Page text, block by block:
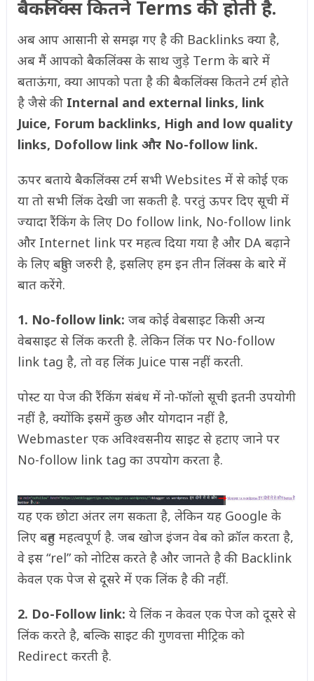
बैकलिंक्स कितने Terms की होती है.
अब आप आसानी से समझ गए है की Backlinks क्या है,
अब मैं आपको बैकलिंक्स के साथ जुड़े Term के बारे में
बताऊंगा, क्या आपको पता है की बैकलिंक्स कितने टर्म होते
है जैसे की Internal and external links, link
Juice, Forum backlinks, High and low quality
links, Dofollow link और No-follow link.
ऊपर बताये बैकलिंक्स टर्म सभी Websites में से कोई एक
या तो सभी लिंक देखी जा सकती है. परतुं ऊपर दिए सूची में
ज्यादा रैंकिंग के लिए Do follow link, No-follow link
और Internet link पर महत्व दिया गया है और DA बढ़ाने
के लिए बहुति जरुरी है, इसलिए हम इन तीन लिंक्स के बारे में
बात करेंगे.
1. No-follow link: जब कोई वेबसाइट किसी अन्य
वेबसाइट से लिंक करती है. लेकिन लिंक पर No-follow
link tag है, तो वह लिंक Juice पास नहीं करती.
पोस्ट या पेज की रैंकिंग संबंध में नो-फॉलो सूची इतनी उपयोगी
नहीं है, क्योंकि इसमें कुछ और योगदान नहीं है,
Webmaster एक अविश्वसनीय साइट से हटाए जाने पर
No-follow link tag का उपयोग करता है.
यह एक छोटा अंतर लग सकता है, लेकिन यह Google के
लिए बहुत महत्वपूर्ण है. जब खोज इंजन वेब को क्रॉल करता है,
वे इस “rel” को नोटिस करते है और जानते है की Backlink
केवल एक पेज से दूसरे में एक लिंक है की नहीं.
2. Do-Follow link: ये लिंक न केवल एक पेज को दूसरे से
लिंक करते है, बल्कि साइट की गुणवत्ता मीट्रिक को
Redirect करती है.